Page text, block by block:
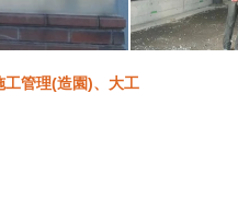
管理(造園)、大工